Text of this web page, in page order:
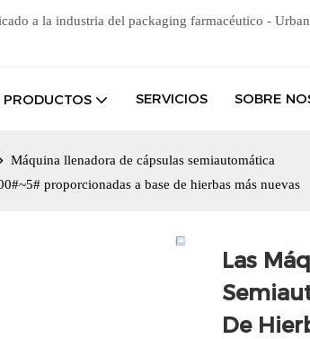
a la industria del packaging farmacéutico -
PRODUCTOS SERVICIOS SOBRE
Máquina llenadora de cápsulas semiautomática
proporcionadas a base de hierbas más nuevas
Las
De